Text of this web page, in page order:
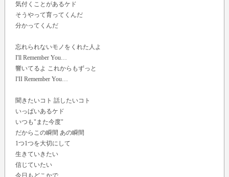
気付くことがあるケド
そうやって育ってくんだ
分かってくんだ
忘れられないモノをくれた人よ
I'll Remember You…
響いてるよ これからもずっと
I'II Remember You…
聞きたいコト 話したいコト
いっぱいあるケド
いつも"また今度"
だからこの瞬間 あの瞬間
1つ1つを大切にして
生きていきたい
信じていたい